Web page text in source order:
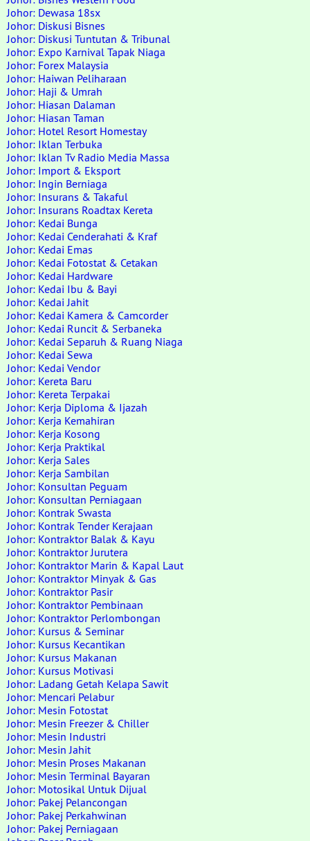
Johor: Dewasa 18sx
Johor: Diskusi Bisnes
Johor: Diskusi Tuntutan & Tribunal
Johor: Expo Karnival Tapak Niaga
Johor: Forex Malaysia
Johor: Haiwan Peliharaan
Johor: Haji & Umrah
Johor: Hiasan Dalaman
Johor: Hiasan Taman
Johor: Hotel Resort Homestay
Johor: Iklan Terbuka
Johor: Iklan Tv Radio Media Massa
Johor: Import & Eksport
Johor: Ingin Berniaga
Johor: Insurans & Takaful
Johor: Insurans Roadtax Kereta
Johor: Kedai Bunga
Johor: Kedai Cenderahati & Kraf
Johor: Kedai Emas
Johor: Kedai Fotostat & Cetakan
Johor: Kedai Hardware
Johor: Kedai Ibu & Bayi
Johor: Kedai Jahit
Johor: Kedai Kamera & Camcorder
Johor: Kedai Runcit & Serbaneka
Johor: Kedai Separuh & Ruang Niaga
Johor: Kedai Sewa
Johor: Kedai Vendor
Johor: Kereta Baru
Johor: Kereta Terpakai
Johor: Kerja Diploma & Ijazah
Johor: Kerja Kemahiran
Johor: Kerja Kosong
Johor: Kerja Praktikal
Johor: Kerja Sales
Johor: Kerja Sambilan
Johor: Konsultan Peguam
Johor: Konsultan Perniagaan
Johor: Kontrak Swasta
Johor: Kontrak Tender Kerajaan
Johor: Kontraktor Balak & Kayu
Johor: Kontraktor Jurutera
Johor: Kontraktor Marin & Kapal Laut
Johor: Kontraktor Minyak & Gas
Johor: Kontraktor Pasir
Johor: Kontraktor Pembinaan
Johor: Kontraktor Perlombongan
Johor: Kursus & Seminar
Johor: Kursus Kecantikan
Johor: Kursus Makanan
Johor: Kursus Motivasi
Johor: Ladang Getah Kelapa Sawit
Johor: Mencari Pelabur
Johor: Mesin Fotostat
Johor: Mesin Freezer & Chiller
Johor: Mesin Industri
Johor: Mesin Jahit
Johor: Mesin Proses Makanan
Johor: Mesin Terminal Bayaran
Johor: Motosikal Untuk Dijual
Johor: Pakej Pelancongan
Johor: Pakej Perkahwinan
Johor: Pakej Perniagaan